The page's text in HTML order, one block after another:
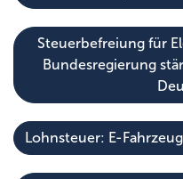
Steuerbefreiung für
Bundesregierung
Lohnsteuer: E-